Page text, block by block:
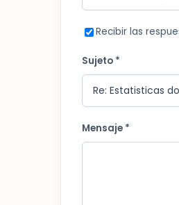
Recibir las
Sujeto *
Mensaje *